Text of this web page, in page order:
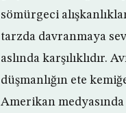
sömürgeci
tarzda davranmaya
aslında karşılıklıdır.
düşmanlığın ete
Amerikan